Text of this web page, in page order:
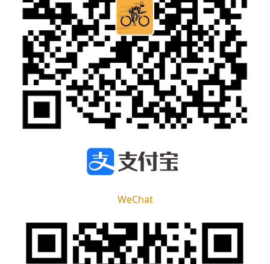
WeChat